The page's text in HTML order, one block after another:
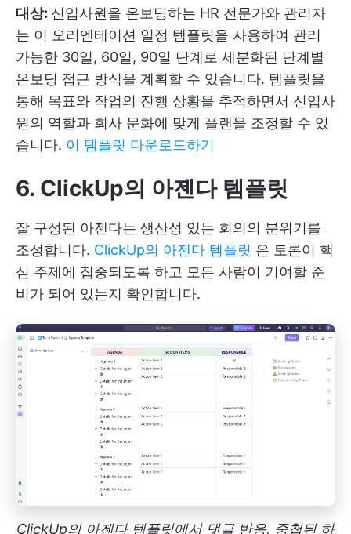
대상: 신입사원을 온보딩하는 HR 전문가와 관리자
는 이 오리엔테이션 일정 템플릿을 사용하여 관리
가능한 30일, 60일, 90일 단계로 세분화된 단계별
온보딩 접근 방식을 계획할 수 있습니다. 템플릿을
통해 목표와 작업의 진행 상황을 추적하면서 신입사
원의 역할과 회사 문화에 맞게 플랜을 조정할 수 있
습니다. 이 템플릿 다운로드하기
6. ClickUp의 아젠다 템플릿
잘 구성된 아젠다는 생산성 있는 회의의 분위기를
조성합니다. ClickUp의 아젠다 템플릿 은 토론이 핵
심 주제에 집중되도록 하고 모든 사람이 기여할 준
비가 되어 있는지 확인합니다.
ClickUp의 아젠다 템플릿에서 댓글 반응, 중첩된 하